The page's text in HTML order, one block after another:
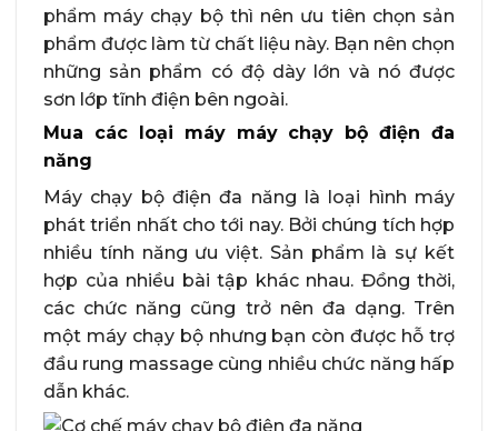
phẩm máy chạy bộ thì nên ưu tiên chọn sản
phẩm được làm từ chất liệu này. Bạn nên chọn
những sản phẩm có độ dày lớn và nó được
sơn lớp tĩnh điện bên ngoài.
Mua các loại máy máy chạy bộ điện đa
năng
Máy chạy bộ điện đa năng là loại hình máy
phát triển nhất cho tới nay. Bởi chúng tích hợp
nhiều tính năng ưu việt. Sản phẩm là sự kết
hợp của nhiều bài tập khác nhau. Đồng thời,
các chức năng cũng trở nên đa dạng. Trên
một máy chạy bộ nhưng bạn còn được hỗ trợ
đầu rung massage cùng nhiều chức năng hấp
dẫn khác.